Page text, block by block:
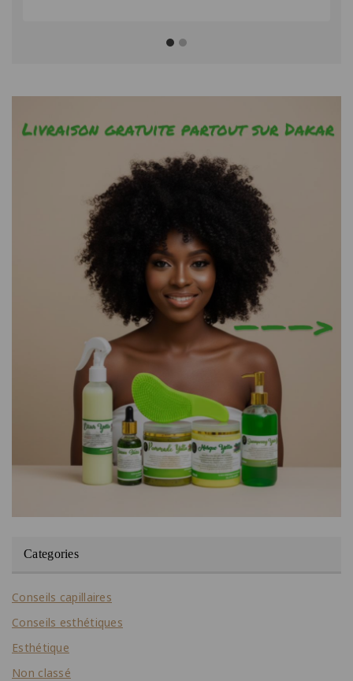
Categories
Conseils capillaires
Conseils esthétiques
Esthétique
Non classé